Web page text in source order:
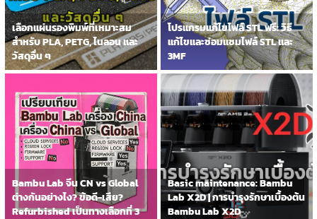
เลือกแผ่นรองพิมพ์ที่เหมาะสม
สำหรับ PLA, PETG, ไนลอน และ
วัสดุอื่น ๆ
โปรแกรมแก้ไขไฟล์ STL ฟรี: วิธี
แก้ไขและซ่อมแซมไฟล์ STL และ
3MF
Bambu Lab จีน CN vs Global
ต่างกันอย่างไง? ข้อดี-เสีย?
Refurbished เป็นทางเลือกที่ 3
Basic maintenance: Bambu
Lab X2D | การบำรุงรักษาเบื้องต้น
Bambu Lab X2D